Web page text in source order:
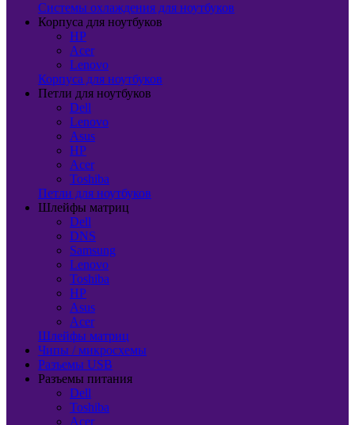
Системы охлаждения для ноутбуков
Корпуса для ноутбуков
HP
Acer
Lenovo
Корпуса для ноутбуков
Петли для ноутбуков
Dell
Lenovo
Asus
HP
Acer
Toshiba
Петли для ноутбуков
Шлейфы матриц
Dell
DNS
Samsung
Lenovo
Toshiba
HP
Asus
Acer
Шлейфы матриц
Чипы / микросхемы
Разъемы USB
Разъемы питания
Dell
Toshiba
Acer